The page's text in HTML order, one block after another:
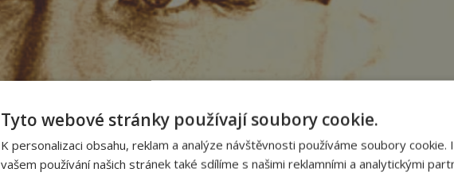
Tyto webové stránky používají soubory cookie.
K personalizaci obsahu, reklam a analýze návštěvnosti používáme soubory cookie.
vašem používání našich stránek také sdílíme s našimi reklamními a analytickými